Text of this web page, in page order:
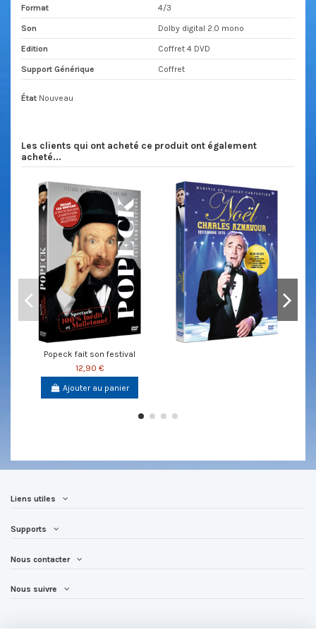
Format 4/3
Son Dolby digital 2.0 mono
Edition Coffret 4 DVD
Support Générique Coffret
État Nouveau
Les clients qui ont acheté ce produit ont également
acheté...
Popeck fait son festival
12,90 €
Ajouter au panier
Liens utiles
Supports
Nous contacter
Nous suivre